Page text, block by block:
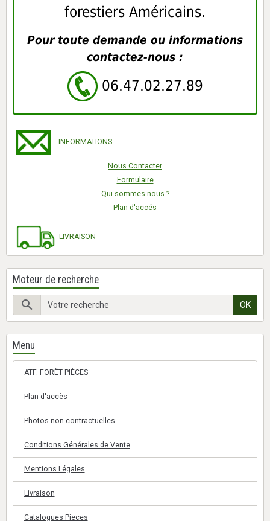
forestiers Américains.
Pour toute demande ou informations
contactez-nous :
06.47.02.27.89
INFORMATIONS
Nous Contacter
Formulaire
Qui sommes nous ?
Plan d'accés
LIVRAISON
Moteur de recherche
OK
Menu
ATF. FORÊT PIÈCES
Plan d'accès
Photos non contractuelles
Conditions Générales de Vente
Mentions Légales
Livraison
Catalogues Pieces